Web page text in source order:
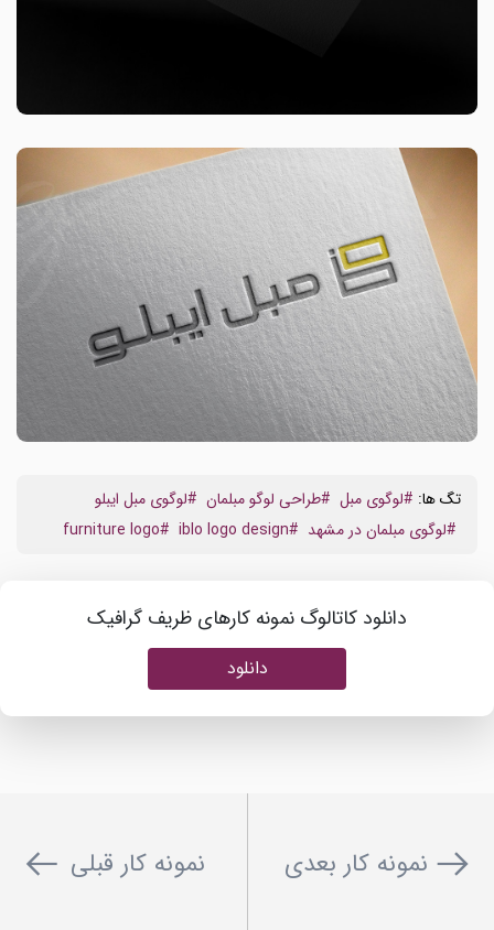
تگ ها: #لوگوی مبل #طراحی لوگو مبلمان #لوگوی مبل ایبلو
#لوگوی مبلمان در مشهد #iblo logo design
#furniture logo
دانلود کاتالوگ نمونه کارهای ظریف گرافیک
دانلود
نمونه کار بعدی نمونه کار قبلی